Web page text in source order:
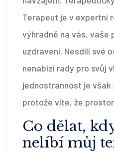
Terapeut je v expertní
výhradně na vás, vaše
uzdravení. Nesdílí své
nenabízí rady pro svůj
jednostrannost je však
protože víte, že
Co dělat,
nelíbí můj